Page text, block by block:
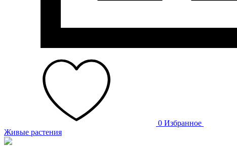
0 Избранное
Живые растения